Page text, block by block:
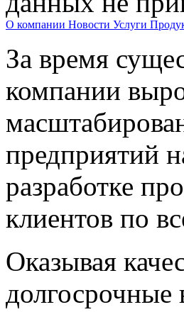
О компании Новости Услуги
За время
компании
предприятий
разработке
клиентов по
Оказывая